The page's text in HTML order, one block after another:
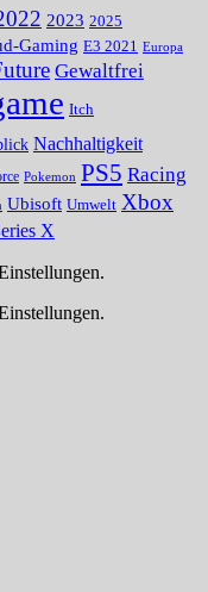
2023 2025
Gaming E3 2021 Europa
Gewaltfrei
Itch
Nachhaltigkeit
Pokemon PS5 Racing
Ubisoft Umwelt Xbox
X